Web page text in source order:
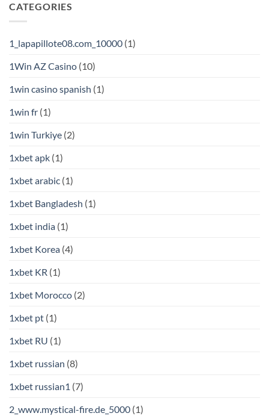
CATEGORIES
1_lapapillote08.com_10000 (1)
1Win AZ Casino (10)
1win casino spanish (1)
1win fr (1)
1win Turkiye (2)
1xbet apk (1)
1xbet arabic (1)
1xbet Bangladesh (1)
1xbet india (1)
1xbet Korea (4)
1xbet KR (1)
1xbet Morocco (2)
1xbet pt (1)
1xbet RU (1)
1xbet russian (8)
1xbet russian1 (7)
2_www.mystical-fire.de_5000 (1)